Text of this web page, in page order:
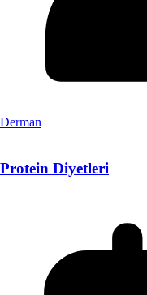
Derman
Protein Diyetleri